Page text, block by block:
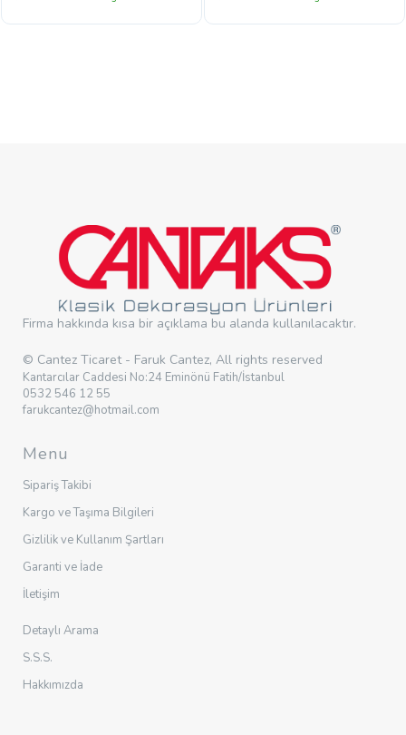
Firma hakkında kısa bir açıklama bu alanda kullanılacaktır.
© Cantez Ticaret - Faruk Cantez, All rights reserved
Kantarcılar Caddesi No:24 Eminönü Fatih/İstanbul
0532 546 12 55
farukcantez@hotmail.com
Menu
Sipariş Takibi
Kargo ve Taşıma Bilgileri
Gizlilik ve Kullanım Şartları
Garanti ve İade
İletişim
Detaylı Arama
S.S.S.
Hakkımızda